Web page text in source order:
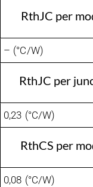
RthJC per
– (°C/W)
RthJC per
0,23 (°C/W)
RthCS per
0,08 (°C/W)